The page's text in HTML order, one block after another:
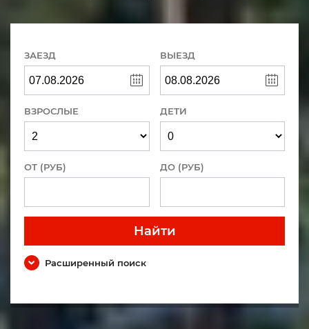
ЗАЕЗД ВЫЕЗД
ВЗРОСЛЫЕ ДЕТИ
ОТ (РУБ) ДО (РУБ)
Найти
Расширенный поиск